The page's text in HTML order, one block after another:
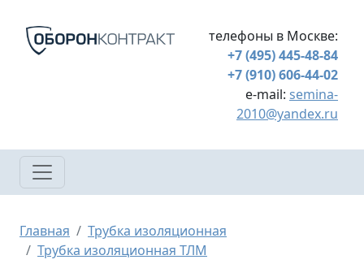
телефоны в Москве:
+7 (495) 445-48-84
+7 (910) 606-44-02
e-mail: semina-
2010@yandex.ru
Строка навигации
Главная
Трубка изоляционная
Трубка изоляционная ТЛМ